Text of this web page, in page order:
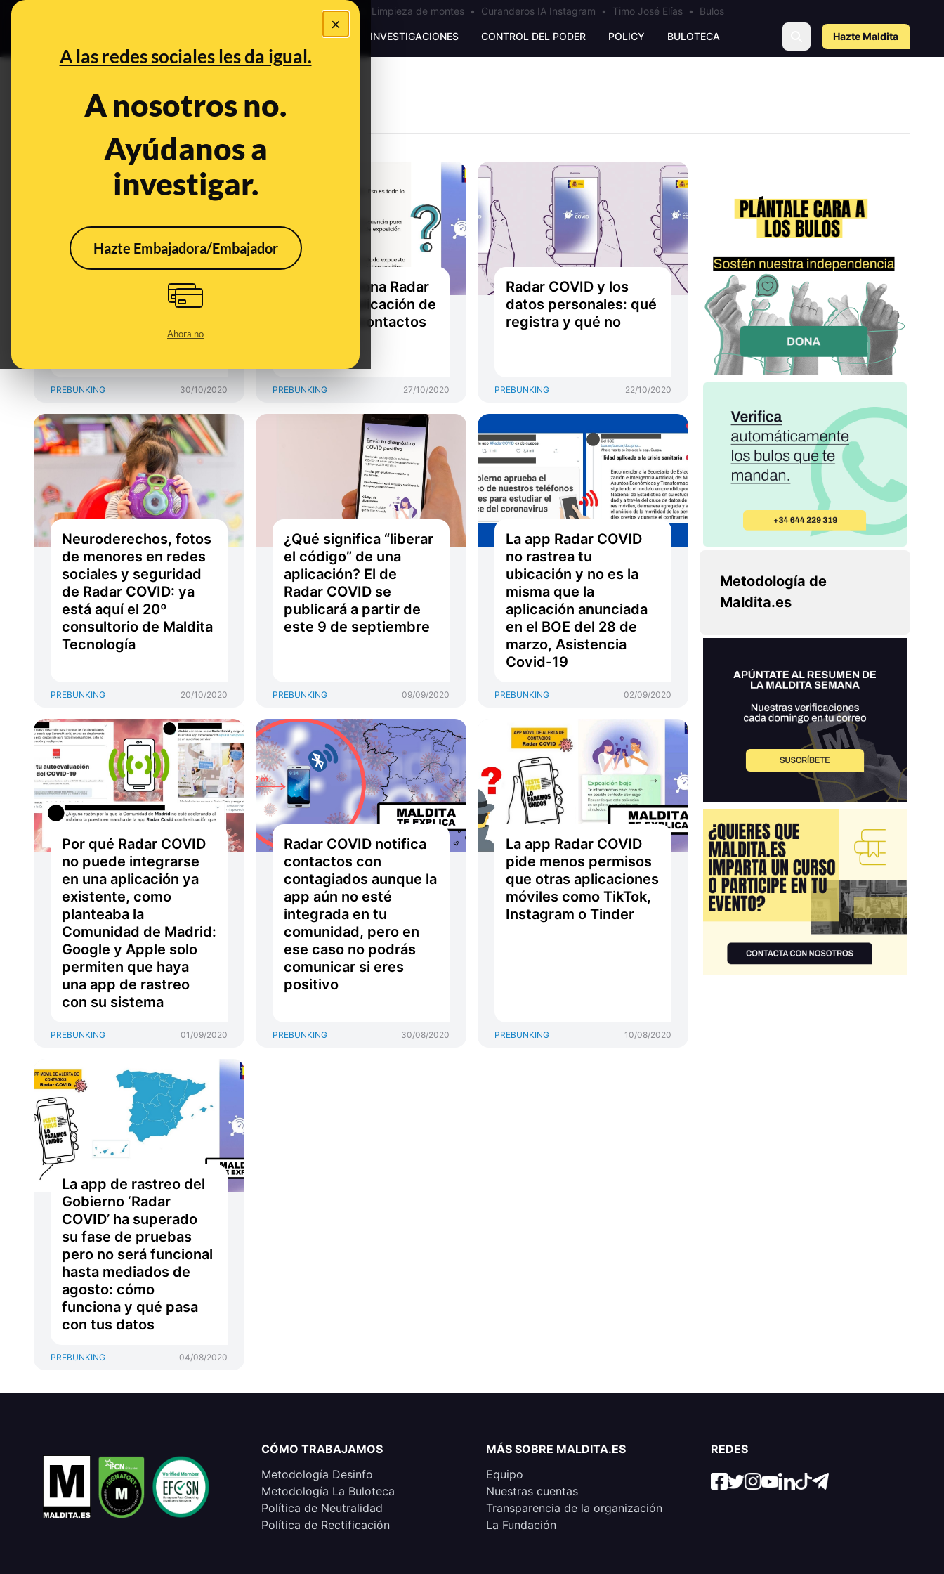
×
A las redes sociales les da igual.
A nosotros no.
Ayúdanos a
investigar.
Hazte Embajadora/Embajador
Ahora no
Bulos Ceuta • Limpieza de montes • Curanderos IA Instagram • Timo José Elías • Bulos
PREBUNKING INVESTIGACIONES CONTROL DEL PODER POLICY BULOTECA Hazte Maldita
Qué significa que
Radar COVID ya sea
otras aplicaciones de
PREBUNKING 30/10/2020
Cómo funciona Radar
Covid, la aplicación de
rastreo de contactos
PREBUNKING 27/10/2020
Radar COVID y los
datos personales: qué
registra y qué no
PREBUNKING 22/10/2020
Neuroderechos, fotos
de menores en redes
sociales y seguridad
de Radar COVID: ya
está aquí el 20º
consultorio de Maldita
Tecnología
PREBUNKING 20/10/2020
¿Qué significa “liberar
el código” de una
aplicación? El de
Radar COVID se
publicará a partir de
este 9 de septiembre
PREBUNKING 09/09/2020
La app Radar COVID
no rastrea tu
ubicación y no es la
misma que la
aplicación anunciada
en el BOE del 28 de
marzo, Asistencia
Covid-19
PREBUNKING 02/09/2020
Por qué Radar COVID
no puede integrarse
en una aplicación ya
existente, como
planteaba la
Comunidad de Madrid:
Google y Apple solo
permiten que haya
una app de rastreo
con su sistema
PREBUNKING 01/09/2020
Radar COVID notifica
contactos con
contagiados aunque la
app aún no esté
integrada en tu
comunidad, pero en
ese caso no podrás
comunicar si eres
positivo
PREBUNKING 30/08/2020
La app Radar COVID
pide menos permisos
que otras aplicaciones
móviles como TikTok,
Instagram o Tinder
PREBUNKING 10/08/2020
La app de rastreo del
Gobierno ‘Radar
COVID’ ha superado
su fase de pruebas
pero no será funcional
hasta mediados de
agosto: cómo
funciona y qué pasa
con tus datos
PREBUNKING 04/08/2020
Metodología de
Maldita.es
CÓMO TRABAJAMOS
Metodología Desinfo
Metodología La Buloteca
Política de Neutralidad
Política de Rectificación
MÁS SOBRE MALDITA.ES
Equipo
Nuestras cuentas
Transparencia de la organización
La Fundación
REDES